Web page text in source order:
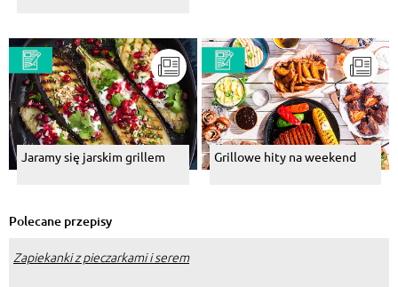
Jaramy się jarskim grillem Grillowe hity na weekend
Polecane przepisy
Zapiekanki z pieczarkami i serem